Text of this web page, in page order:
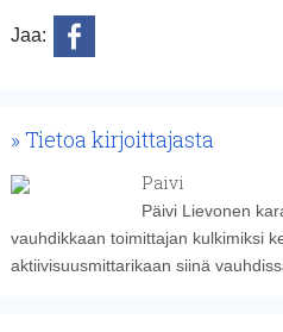
Jaa:
Tietoa kirjoittajasta
Paivi
Päivi Lievonen
vauhdikkaan toimittajan kulkimiksi
aktiivisuusmittarikaan siinä